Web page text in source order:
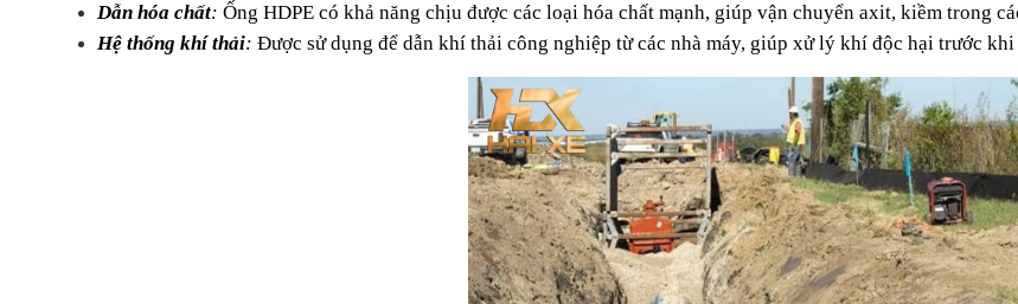
Dẫn hóa chất: Ống HDPE có khả năng chịu được các loại hóa chất mạnh, giúp vận chuyển axit, kiềm trong
Hệ thống khí thải: Được sử dụng để dẫn khí thải công nghiệp từ các nhà máy, giúp xử lý khí độc hại trước